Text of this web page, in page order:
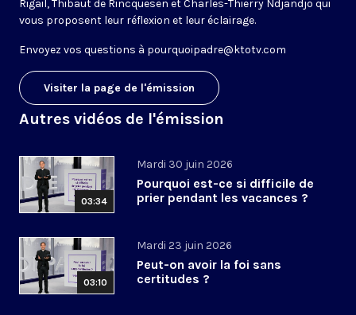
Rigail, Thibaut de Rincquesen et Charles-Thierry Ndjandjo qui
vous proposent leur réflexion et leur éclairage.
Envoyez vos questions à pourquoipadre@ktotv.com
Visiter la page de l'émission
Autres vidéos de l'émission
03:34
Mardi 30 juin 2026
Pourquoi est-ce si difficile de
prier pendant les vacances ?
03:10
Mardi 23 juin 2026
Peut-on avoir la foi sans
certitudes ?